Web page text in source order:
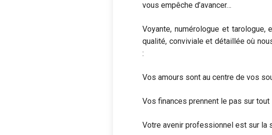
vous empêche d’avancer…
Voyante, numérologue et
qualité, conviviale et détaillée où
:
Vos amours sont au centre de vos
Vos finances prennent le pas sur tout
Votre avenir professionnel est sur la